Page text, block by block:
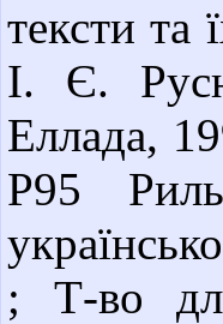
тексти та
І. Є.
Еллада,
Р95
; Т-во